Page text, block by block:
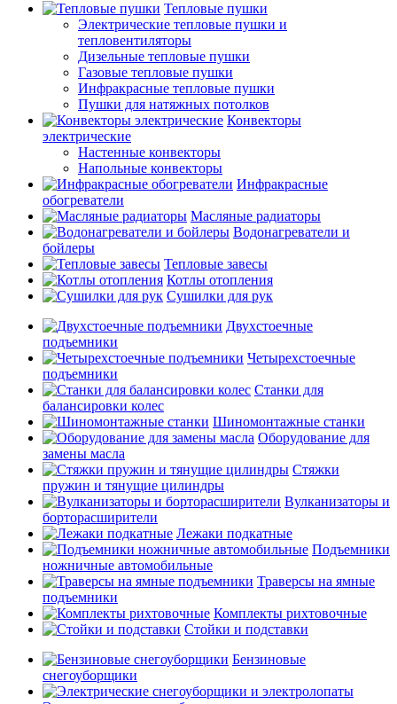
Тепловые пушки
Электрические тепловые пушки и
тепловентиляторы
Дизельные тепловые пушки
Газовые тепловые пушки
Инфракрасные тепловые пушки
Пушки для натяжных потолков
Конвекторы
электрические
Настенные конвекторы
Напольные конвекторы
Инфракрасные
обогреватели
Масляные радиаторы
Водонагреватели и
бойлеры
Тепловые завесы
Котлы отопления
Сушилки для рук
Двухстоечные
подъемники
Четырехстоечные
подъемники
Станки для
балансировки колес
Шиномонтажные станки
Оборудование для
замены масла
Стяжки
пружин и тянущие цилиндры
Вулканизаторы и
борторасширители
Лежаки подкатные
Подъемники
ножничные автомобильные
Траверсы на ямные
подъемники
Комплекты рихтовочные
Стойки и подставки
Бензиновые
снегоуборщики